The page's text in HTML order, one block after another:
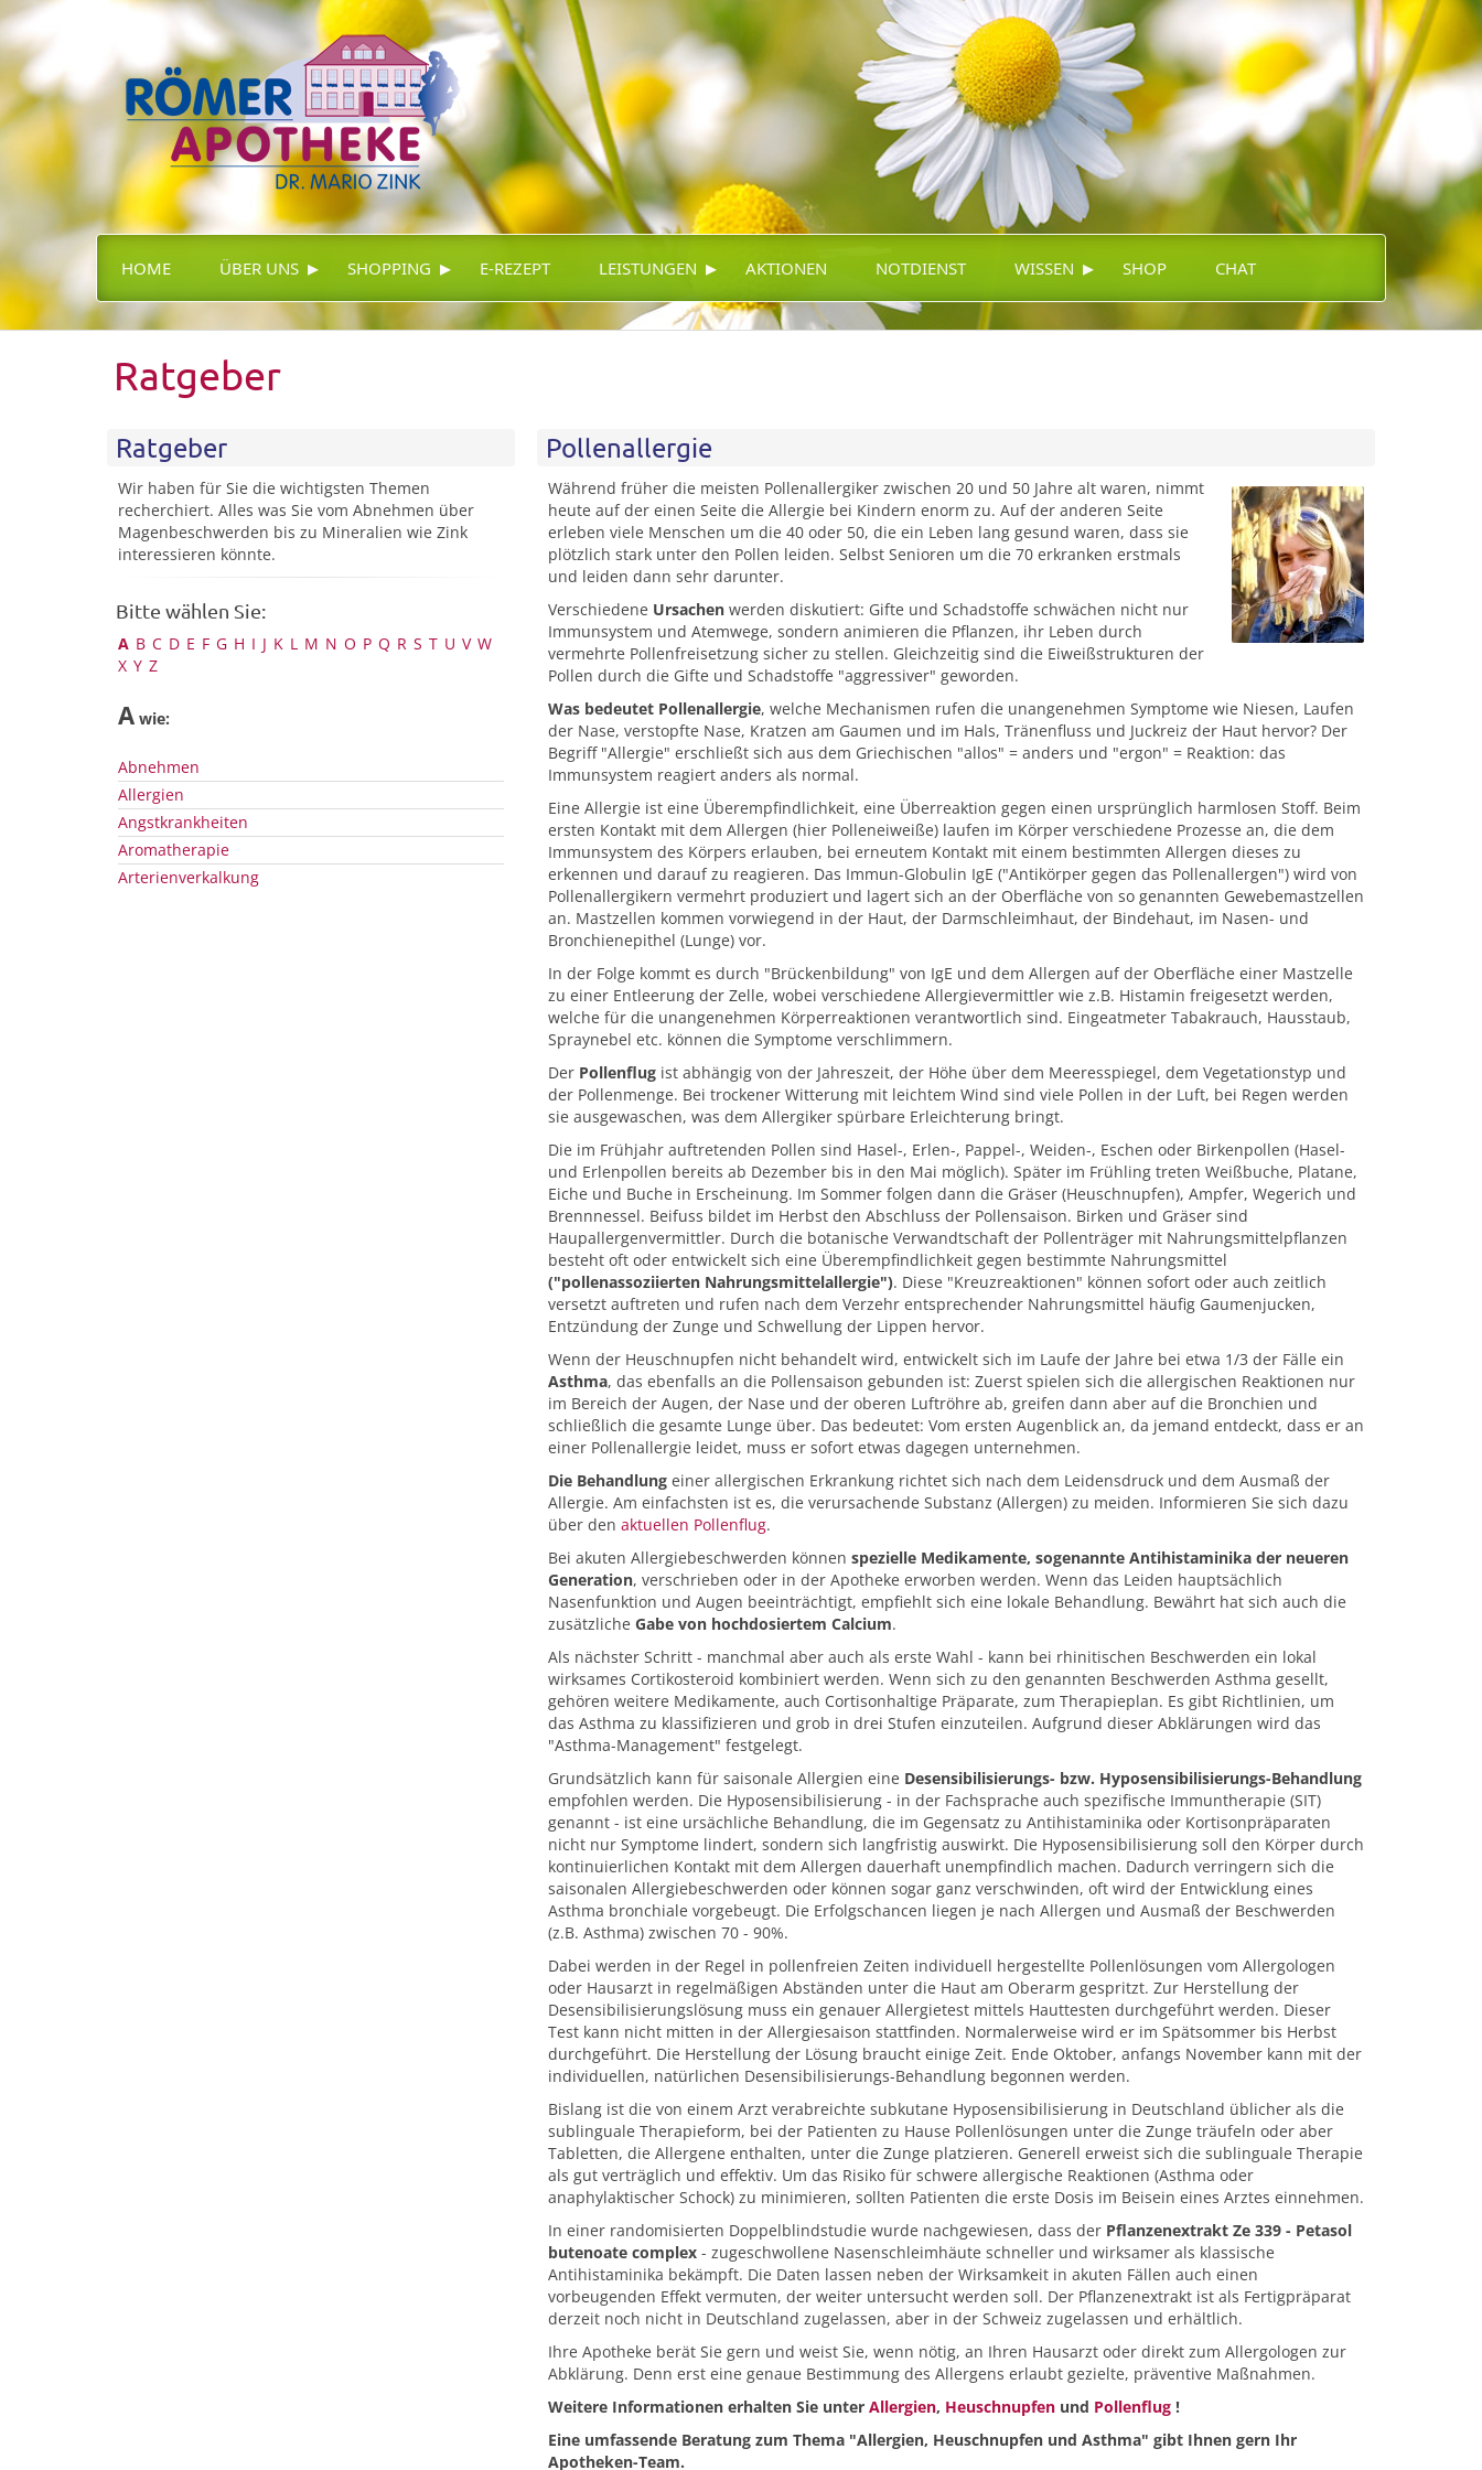
HOME ÜBER UNS ▸ SHOPPING ▸ E-REZEPT LEISTUNGEN ▸ AKTIONEN NOTDIENST WISSEN ▸ SHOP CHAT
Ratgeber
Ratgeber
Wir haben für Sie die wichtigsten Themen
recherchiert. Alles was Sie vom Abnehmen über
Magenbeschwerden bis zu Mineralien wie Zink
interessieren könnte.
Bitte wählen Sie:
A B C D E F G H I J K L M N O P Q R S T U V W
X Y Z
A wie:
Abnehmen
Allergien
Angstkrankheiten
Aromatherapie
Arterienverkalkung
Pollenallergie
Während früher die meisten Pollenallergiker zwischen 20 und 50 Jahre alt waren, nimmt
heute auf der einen Seite die Allergie bei Kindern enorm zu. Auf der anderen Seite
erleben viele Menschen um die 40 oder 50, die ein Leben lang gesund waren, dass sie
plötzlich stark unter den Pollen leiden. Selbst Senioren um die 70 erkranken erstmals
und leiden dann sehr darunter.
Verschiedene Ursachen werden diskutiert: Gifte und Schadstoffe schwächen nicht nur
Immunsystem und Atemwege, sondern animieren die Pflanzen, ihr Leben durch
vermehrte Pollenfreisetzung sicher zu stellen. Gleichzeitig sind die Eiweißstrukturen der
Pollen durch die Gifte und Schadstoffe "aggressiver" geworden.
Was bedeutet Pollenallergie, welche Mechanismen rufen die unangenehmen Symptome wie Niesen, Laufen
der Nase, verstopfte Nase, Kratzen am Gaumen und im Hals, Tränenfluss und Juckreiz der Haut hervor? Der
Begriff "Allergie" erschließt sich aus dem Griechischen "allos" = anders und "ergon" = Reaktion: das
Immunsystem reagiert anders als normal.
Eine Allergie ist eine Überempfindlichkeit, eine Überreaktion gegen einen ursprünglich harmlosen Stoff. Beim
ersten Kontakt mit dem Allergen (hier Polleneiweiße) laufen im Körper verschiedene Prozesse an, die dem
Immunsystem des Körpers erlauben, bei erneutem Kontakt mit einem bestimmten Allergen dieses zu
erkennen und darauf zu reagieren. Das Immun-Globulin IgE ("Antikörper gegen das Pollenallergen") wird von
Pollenallergikern vermehrt produziert und lagert sich an der Oberfläche von so genannten Gewebemastzellen
an. Mastzellen kommen vorwiegend in der Haut, der Darmschleimhaut, der Bindehaut, im Nasen- und
Bronchienepithel (Lunge) vor.
In der Folge kommt es durch "Brückenbildung" von IgE und dem Allergen auf der Oberfläche einer Mastzelle
zu einer Entleerung der Zelle, wobei verschiedene Allergievermittler wie z.B. Histamin freigesetzt werden,
welche für die unangenehmen Körperreaktionen verantwortlich sind. Eingeatmeter Tabakrauch, Hausstaub,
Spraynebel etc. können die Symptome verschlimmern.
Der Pollenflug ist abhängig von der Jahreszeit, der Höhe über dem Meeresspiegel, dem Vegetationstyp und
der Pollenmenge. Bei trockener Witterung mit leichtem Wind sind viele Pollen in der Luft, bei Regen werden
sie ausgewaschen, was dem Allergiker spürbare Erleichterung bringt.
Die im Frühjahr auftretenden Pollen sind Hasel-, Erlen-, Pappel-, Weiden-, Eschen oder Birkenpollen (Hasel-
und Erlenpollen bereits ab Dezember bis in den Mai möglich). Später im Frühling treten Weißbuche, Platane,
Eiche und Buche in Erscheinung. Im Sommer folgen dann die Gräser (Heuschnupfen), Ampfer, Wegerich und
Brennnessel. Beifuss bildet im Herbst den Abschluss der Pollensaison. Birken und Gräser sind
Haupallergenvermittler. Durch die botanische Verwandtschaft der Pollenträger mit Nahrungsmittelpflanzen
besteht oft oder entwickelt sich eine Überempfindlichkeit gegen bestimmte Nahrungsmittel
("pollenassoziierten Nahrungsmittelallergie"). Diese "Kreuzreaktionen" können sofort oder auch zeitlich
versetzt auftreten und rufen nach dem Verzehr entsprechender Nahrungsmittel häufig Gaumenjucken,
Entzündung der Zunge und Schwellung der Lippen hervor.
Wenn der Heuschnupfen nicht behandelt wird, entwickelt sich im Laufe der Jahre bei etwa 1/3 der Fälle ein
Asthma, das ebenfalls an die Pollensaison gebunden ist: Zuerst spielen sich die allergischen Reaktionen nur
im Bereich der Augen, der Nase und der oberen Luftröhre ab, greifen dann aber auf die Bronchien und
schließlich die gesamte Lunge über. Das bedeutet: Vom ersten Augenblick an, da jemand entdeckt, dass er an
einer Pollenallergie leidet, muss er sofort etwas dagegen unternehmen.
Die Behandlung einer allergischen Erkrankung richtet sich nach dem Leidensdruck und dem Ausmaß der
Allergie. Am einfachsten ist es, die verursachende Substanz (Allergen) zu meiden. Informieren Sie sich dazu
über den aktuellen Pollenflug.
Bei akuten Allergiebeschwerden können spezielle Medikamente, sogenannte Antihistaminika der neueren
Generation, verschrieben oder in der Apotheke erworben werden. Wenn das Leiden hauptsächlich
Nasenfunktion und Augen beeinträchtigt, empfiehlt sich eine lokale Behandlung. Bewährt hat sich auch die
zusätzliche Gabe von hochdosiertem Calcium.
Als nächster Schritt - manchmal aber auch als erste Wahl - kann bei rhinitischen Beschwerden ein lokal
wirksames Cortikosteroid kombiniert werden. Wenn sich zu den genannten Beschwerden Asthma gesellt,
gehören weitere Medikamente, auch Cortisonhaltige Präparate, zum Therapieplan. Es gibt Richtlinien, um
das Asthma zu klassifizieren und grob in drei Stufen einzuteilen. Aufgrund dieser Abklärungen wird das
"Asthma-Management" festgelegt.
Grundsätzlich kann für saisonale Allergien eine Desensibilisierungs- bzw. Hyposensibilisierungs-Behandlung
empfohlen werden. Die Hyposensibilisierung - in der Fachsprache auch spezifische Immuntherapie (SIT)
genannt - ist eine ursächliche Behandlung, die im Gegensatz zu Antihistaminika oder Kortisonpräparaten
nicht nur Symptome lindert, sondern sich langfristig auswirkt. Die Hyposensibilisierung soll den Körper durch
kontinuierlichen Kontakt mit dem Allergen dauerhaft unempfindlich machen. Dadurch verringern sich die
saisonalen Allergiebeschwerden oder können sogar ganz verschwinden, oft wird der Entwicklung eines
Asthma bronchiale vorgebeugt. Die Erfolgschancen liegen je nach Allergen und Ausmaß der Beschwerden
(z.B. Asthma) zwischen 70 - 90%.
Dabei werden in der Regel in pollenfreien Zeiten individuell hergestellte Pollenlösungen vom Allergologen
oder Hausarzt in regelmäßigen Abständen unter die Haut am Oberarm gespritzt. Zur Herstellung der
Desensibilisierungslösung muss ein genauer Allergietest mittels Hauttesten durchgeführt werden. Dieser
Test kann nicht mitten in der Allergiesaison stattfinden. Normalerweise wird er im Spätsommer bis Herbst
durchgeführt. Die Herstellung der Lösung braucht einige Zeit. Ende Oktober, anfangs November kann mit der
individuellen, natürlichen Desensibilisierungs-Behandlung begonnen werden.
Bislang ist die von einem Arzt verabreichte subkutane Hyposensibilisierung in Deutschland üblicher als die
sublinguale Therapieform, bei der Patienten zu Hause Pollenlösungen unter die Zunge träufeln oder aber
Tabletten, die Allergene enthalten, unter die Zunge platzieren. Generell erweist sich die sublinguale Therapie
als gut verträglich und effektiv. Um das Risiko für schwere allergische Reaktionen (Asthma oder
anaphylaktischer Schock) zu minimieren, sollten Patienten die erste Dosis im Beisein eines Arztes einnehmen.
In einer randomisierten Doppelblindstudie wurde nachgewiesen, dass der Pflanzenextrakt Ze 339 - Petasol
butenoate complex - zugeschwollene Nasenschleimhäute schneller und wirksamer als klassische
Antihistaminika bekämpft. Die Daten lassen neben der Wirksamkeit in akuten Fällen auch einen
vorbeugenden Effekt vermuten, der weiter untersucht werden soll. Der Pflanzenextrakt ist als Fertigpräparat
derzeit noch nicht in Deutschland zugelassen, aber in der Schweiz zugelassen und erhältlich.
Ihre Apotheke berät Sie gern und weist Sie, wenn nötig, an Ihren Hausarzt oder direkt zum Allergologen zur
Abklärung. Denn erst eine genaue Bestimmung des Allergens erlaubt gezielte, präventive Maßnahmen.
Weitere Informationen erhalten Sie unter Allergien, Heuschnupfen und Pollenflug !
Eine umfassende Beratung zum Thema "Allergien, Heuschnupfen und Asthma" gibt Ihnen gern Ihr
Apotheken-Team.